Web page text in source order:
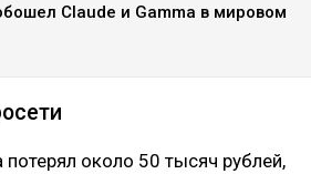
Claude и Gamma в мировом
около 50 тысяч рублей,